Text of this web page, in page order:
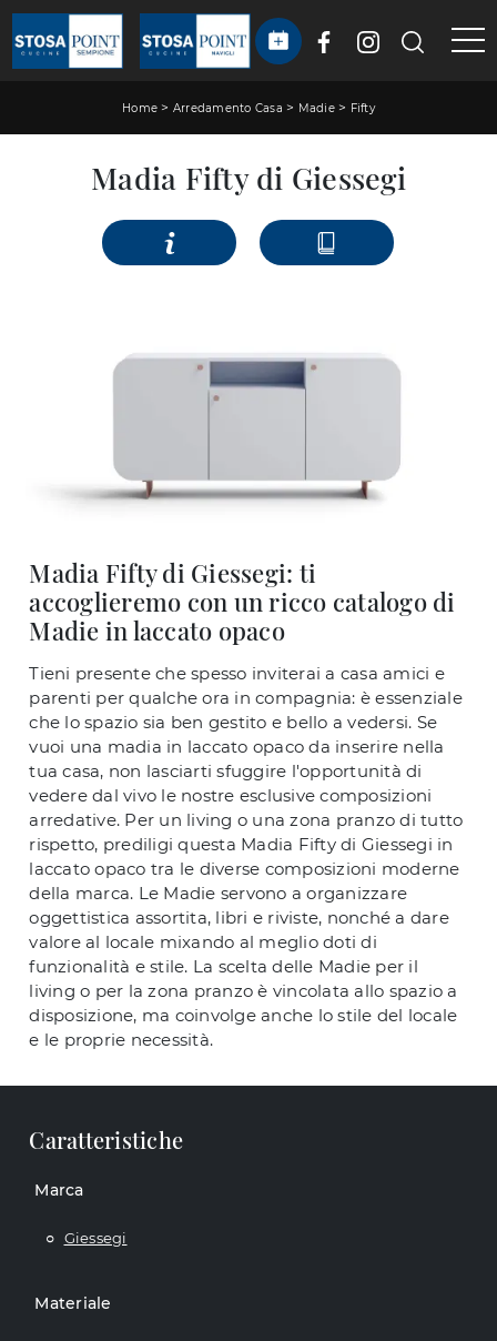
Home > Arredamento Casa > Madie > Fifty
Madia Fifty di Giessegi
Madia Fifty di Giessegi: ti
accoglieremo con un ricco catalogo di
Madie in laccato opaco
Tieni presente che spesso inviterai a casa amici e
parenti per qualche ora in compagnia: è essenziale
che lo spazio sia ben gestito e bello a vedersi. Se
vuoi una madia in laccato opaco da inserire nella
tua casa, non lasciarti sfuggire l'opportunità di
vedere dal vivo le nostre esclusive composizioni
arredative. Per un living o una zona pranzo di tutto
rispetto, prediligi questa Madia Fifty di Giessegi in
laccato opaco tra le diverse composizioni moderne
della marca. Le Madie servono a organizzare
oggettistica assortita, libri e riviste, nonché a dare
valore al locale mixando al meglio doti di
funzionalità e stile. La scelta delle Madie per il
living o per la zona pranzo è vincolata allo spazio a
disposizione, ma coinvolge anche lo stile del locale
e le proprie necessità.
Caratteristiche
Marca
Giessegi
Materiale